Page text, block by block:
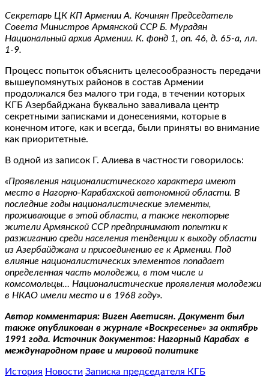
Секретарь ЦК КП Армении А. Кочинян Председатель
Совета Министров Армянской ССР Б. Мурадян
Национальный архив Армении. К. фонд 1, оп. 46, д. 65-а, лл.
1-9.
Процесс попыток объяснить целесообразность передачи
вышеупомянутых районов в состав Армении
продолжался без малого три года, в течении которых
КГБ Азербайджана буквально заваливала центр
секретными записками и донесениями, которые в
конечном итоге, как и всегда, были приняты во внимание
как приоритетные.
В одной из записок Г. Алиева в частности говорилось:
«Проявления националистического характера имеют
место в Нагорно-Карабахской автономной области. В
последние годы националистические элементы,
проживающие в этой области, а также некоторые
жители Армянской ССР предпринимают попытки к
разжиганию среди населения тенденции к выходу области
из Азербайджана и присоединению ее к Армении. Под
влияние националистических элементов попадает
определенная часть молодежи, в том числе и
комсомольцы… Националистические проявления молодежи
в НКАО имели место и в 1968 году».
Автор комментария: Виген Аветисян. Документ был
также опубликован в журнале «Воскресенье» за октябрь
1991 года. Источник документов: Нагорный Карабах в
международном праве и мировой политике
История Новости Записка председателя КГБ